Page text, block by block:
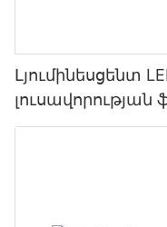
Լյումինեսցենտ
լուսավորության